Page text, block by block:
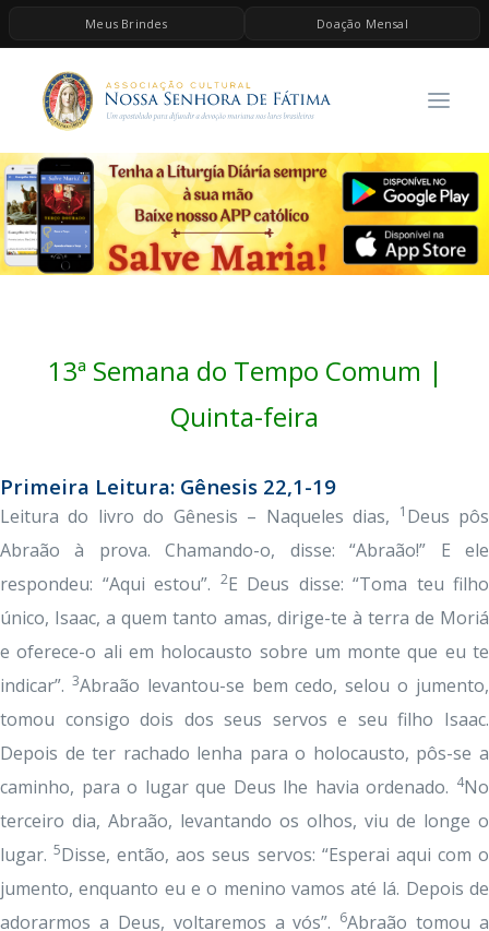
Meus Brindes Doação Mensal
HOME
A ASSOCIAÇÃO
CONTEÚDOS DE MARIA
ESPIRITUALIDADE
AS MELHORES MÚSICAS CATÓLICAS
BRINDES
13ª Semana do Tempo Comum |
Quinta-feira
Primeira Leitura: Gênesis 22,1-19
Leitura do livro do Gênesis – Naqueles dias, 1 Deus pôs
Abraão à prova. Chamando-o, disse: “Abraão!” E ele
respondeu: “Aqui estou”. 2E Deus disse: “Toma teu filho
único, Isaac, a quem tanto amas, dirige-te à terra de Moriá
e oferece-o ali em holocausto sobre um monte que eu te
indicar”. 3Abraão levantou-se bem cedo, selou o jumento,
tomou consigo dois dos seus servos e seu filho Isaac.
Depois de ter rachado lenha para o holocausto, pôs-se a
caminho, para o lugar que Deus lhe havia ordenado. 4No
terceiro dia, Abraão, levantando os olhos, viu de longe o
lugar.5Disse, então, aos seus servos: “Esperai aqui com o
jumento, enquanto eu e o menino vamos até lá. Depois de
adorarmos a Deus, voltaremos a vós”. 6Abraão tomou a